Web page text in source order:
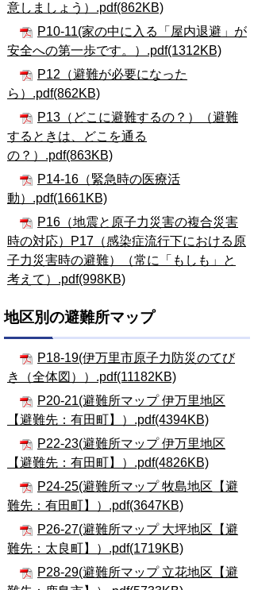
意しましょう）.pdf(862KB)
P10-11(家の中に入る「屋内退避」が
安全への第一歩です。）.pdf(1312KB)
P12（避難が必要になった
ら）.pdf(862KB)
P13（どこに避難するの？）（避難
するときは、どこを通る
の？）.pdf(863KB)
P14-16（緊急時の医療活
動）.pdf(1661KB)
P16（地震と原子力災害の複合災害
時の対応）P17（感染症流行下における原
子力災害時の避難）（常に「もしも」と
考えて）.pdf(998KB)
地区別の避難所マップ
P18-19(伊万里市原子力防災のてび
き（全体図））.pdf(11182KB)
P20-21(避難所マップ 伊万里地区
【避難先：有田町】）.pdf(4394KB)
P22-23(避難所マップ 伊万里地区
【避難先：有田町】）.pdf(4826KB)
P24-25(避難所マップ 牧島地区【避
難先：有田町】）.pdf(3647KB)
P26-27(避難所マップ 大坪地区【避
難先：太良町】）.pdf(1719KB)
P28-29(避難所マップ 立花地区【避